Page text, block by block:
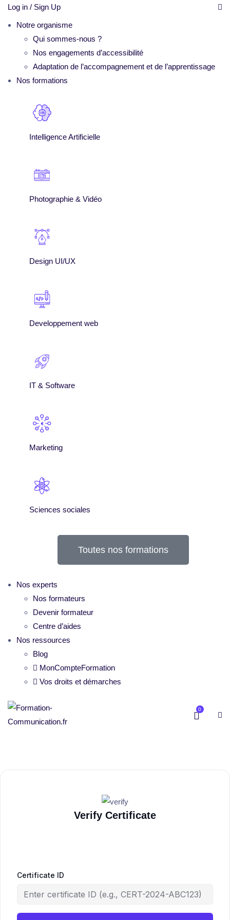
Log in / Sign Up
Notre organisme
Qui sommes-nous ?
Nos engagements d’accessibilité
Adaptation de l’accompagnement et de l’apprentissage
Nos formations
Intelligence Artificielle
Photographie & Vidéo
Design UI/UX
Developpement web
IT & Software
Marketing
Sciences sociales
Toutes nos formations
Nos experts
Nos formateurs
Devenir formateur
Centre d’aides
Nos ressources
Blog
MonCompteFormation
Vos droits et démarches
0
Verify Certificate
Certificate ID